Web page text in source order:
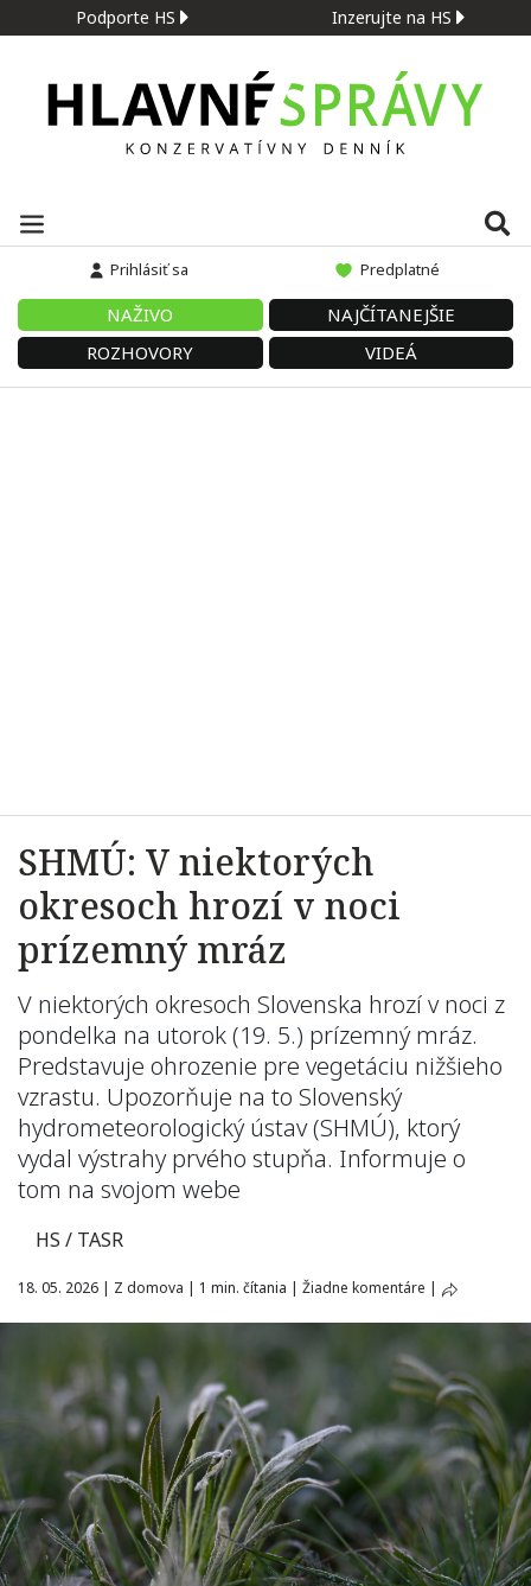
Podporte HS Inzerujte na HS
Prihlásiť sa Predplatné
NAŽIVO
NAJČÍTANEJŠIE
ROZHOVORY
VIDEÁ
SHMÚ: V niektorých
okresoch hrozí v noci
prízemný mráz
V niektorých okresoch Slovenska hrozí v noci z
pondelka na utorok (19. 5.) prízemný mráz.
Predstavuje ohrozenie pre vegetáciu nižšieho
vzrastu. Upozorňuje na to Slovenský
hydrometeorologický ústav (SHMÚ), ktorý
vydal výstrahy prvého stupňa. Informuje o
tom na svojom webe
HS / TASR
18. 05. 2026 | Z domova | 1 min. čítania | Žiadne komentáre |